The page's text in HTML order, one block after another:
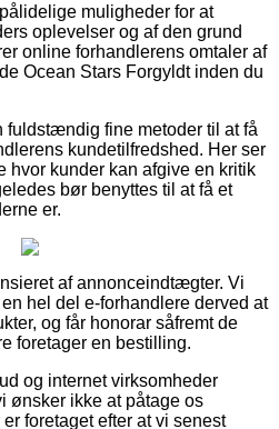
muligheder for at
oplevelser og af den grund
online forhandlerens omtaler af
Ocean Stars Forgyldt inden du
fuldstændig fine metoder til at få
kundetilfredshed. Her ser
hvor kunder kan afgive en kritik
bør benyttes til at få et
er.
af annonceindtægter. Vi
hel del e-forhandlere derved at
og får honorar såfremt de
foretager en bestilling.
og internet virksomheder
ønsker ikke at påtage os
foretaget efter at vi senest